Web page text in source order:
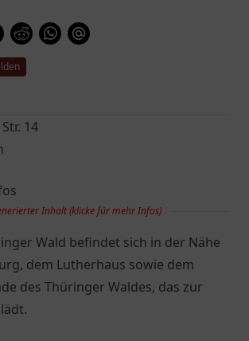
14
Inhalt (klicke für mehr Infos)
Wald befindet sich in der Nähe
dem Lutherhaus sowie dem
des Thüringer Waldes, das zur